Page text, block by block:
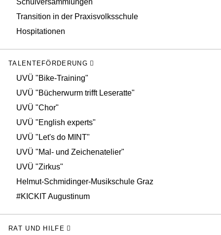
Transition in der Praxisvolksschule
Hospitationen
TALENTEFÖRDERUNG
UVÜ "Bike-Training"
UVÜ "Bücherwurm trifft Leseratte"
UVÜ "Chor"
UVÜ "English experts"
UVÜ "Let's do MINT"
UVÜ "Mal- und Zeichenatelier"
UVÜ "Zirkus"
Helmut-Schmidinger-Musikschule Graz
#KICKIT Augustinum
RAT UND HILFE